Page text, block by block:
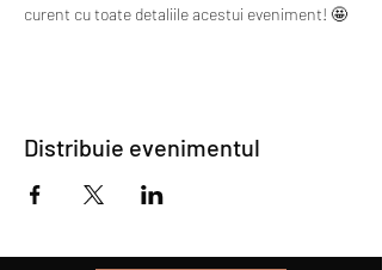
curent cu toate detaliile acestui eveniment! 🤩
Distribuie evenimentul